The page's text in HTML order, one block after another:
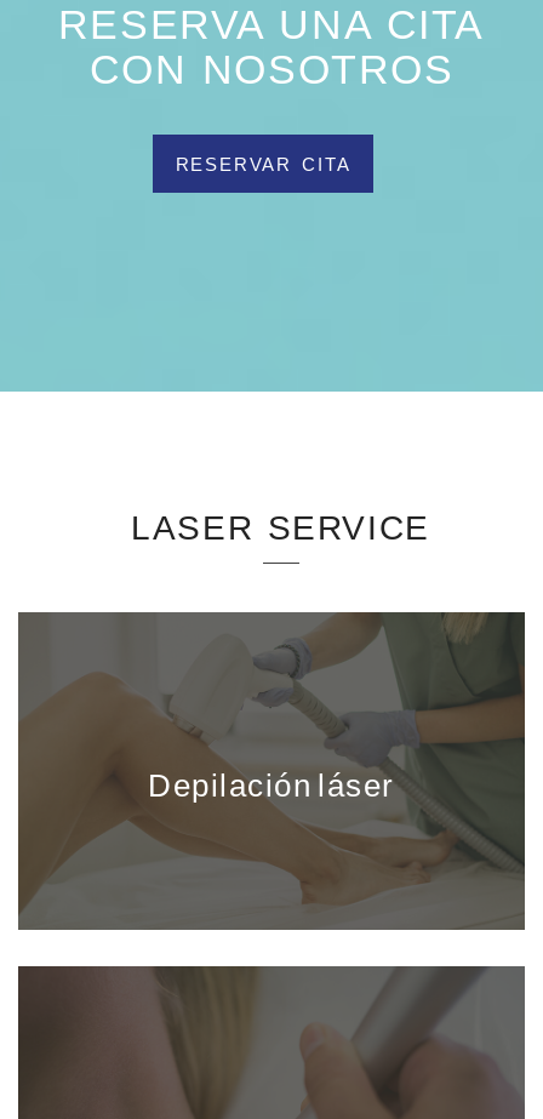
RESERVA UNA CITA
CON NOSOTROS
RESERVAR CITA
LASER SERVICE
Depilación láser